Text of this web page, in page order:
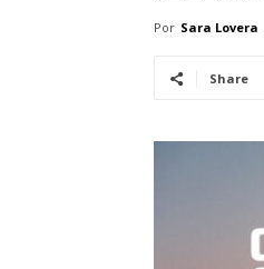
Por Sara Lovera
Share